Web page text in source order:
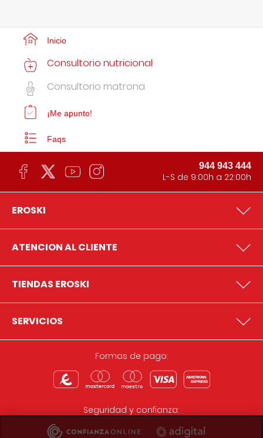
Inicio
Consultorio nutricional
Consultorio matrona
¡Me apunto!
Faqs
944 943 444
L-S de 9:00h a 22:00h
EROSKI
ATENCION AL CLIENTE
TIENDAS EROSKI
SERVICIOS
Formas de pago:
Seguridad y confianza: